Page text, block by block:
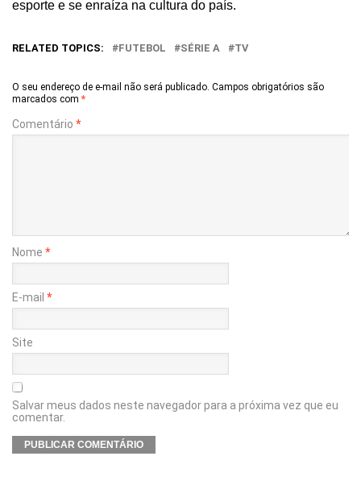
esporte e se enraíza na cultura do país.
RELATED TOPICS: FUTEBOL SÉRIE A TV
O seu endereço de e-mail não será publicado. Campos obrigatórios são
marcados com *
Comentário *
Nome *
E-mail *
Site
Salvar meus dados neste navegador para a próxima vez que eu
comentar.